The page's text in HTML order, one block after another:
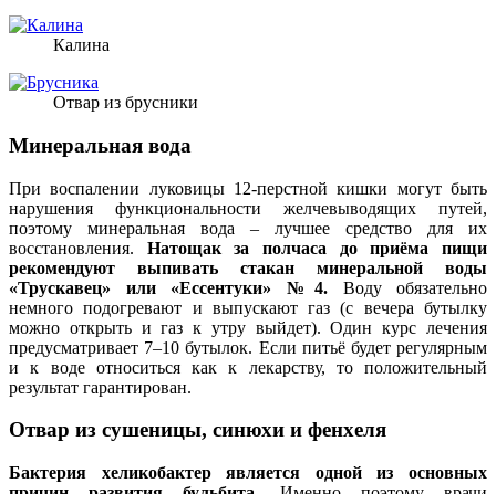
Калина
Отвар из брусники
Минеральная вода
При воспалении луковицы 12-перстной кишки могут быть
нарушения функциональности желчевыводящих путей,
поэтому минеральная вода – лучшее средство для их
восстановления. Натощак за полчаса до приёма пищи
рекомендуют выпивать стакан минеральной воды
«Трускавец» или «Ессентуки» №4. Воду обязательно
немного подогревают и выпускают газ (с вечера бутылку
можно открыть и газ к утру выйдет). Один курс лечения
предусматривает 7–10 бутылок. Если питьё будет регулярным
и к воде относиться как к лекарству, то положительный
результат гарантирован.
Отвар из сушеницы, синюхи и фенхеля
Бактерия хеликобактер является одной из основных